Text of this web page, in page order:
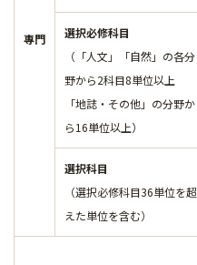
專門
選択必修科目
（「人文」「自然」の各分
野から2科目8単位以上
「地誌・その他」の分野か
ら16単位以上）
選択科目
（選択必修科目36単位を超
えた単位を含む）